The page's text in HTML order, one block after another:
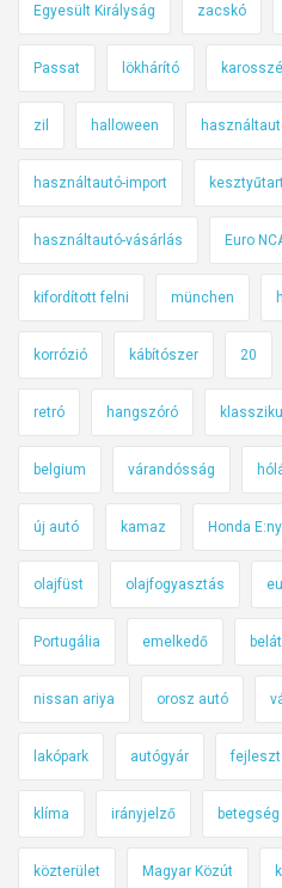
Egyesült Királyság zacskó
Passat lökhárító
zil halloween
használtautó-import
használtautó-vásárlás Euro
kifordított felni münchen
korrózió kábítószer 20
retró hangszóró
belgium várandósság
új autó kamaz Honda
olajfüst olajfogyasztás
Portugália emelkedő
nissan ariya orosz autó
lakópark autógyár
klíma irányjelző betegség
közterület Magyar Közút